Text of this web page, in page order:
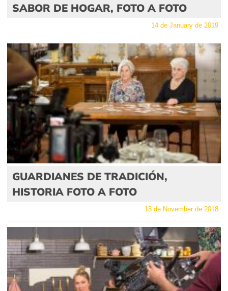
SABOR DE HOGAR, FOTO A FOTO
14 de January de 2019
GUARDIANES DE TRADICIÓN,
HISTORIA FOTO A FOTO
13 de November de 2018